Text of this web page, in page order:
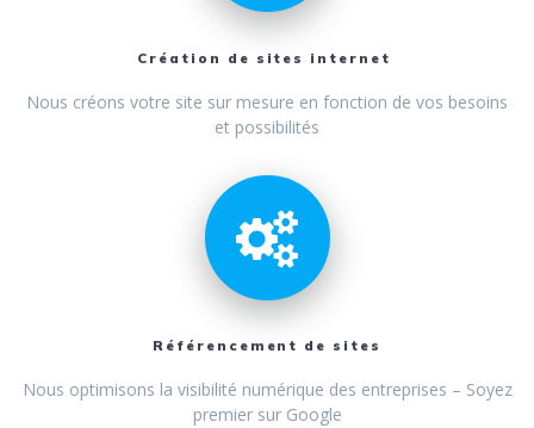
Création de sites internet
Nous créons votre site sur mesure en fonction de vos besoins
et possibilités
Référencement de sites
Nous optimisons la visibilité numérique des entreprises – Soyez
premier sur Google